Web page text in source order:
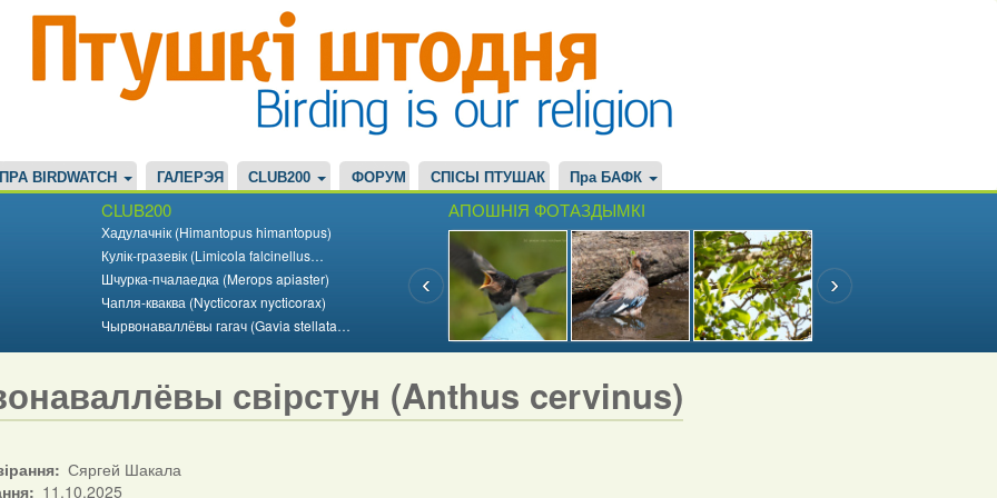
ПРА BIRDWATCH ГАЛЕРЭЯ CLUB200 ФОРУМ СПІСЫ ПТУШАК Пра БАФК
CLUB200
Хадулачнік (Himantopus himantopus)
Кулік-гразевік (Limicola falcinellus…
Шчурка-пчалаедка (Merops apiaster)
Чапля-кваква (Nycticorax nycticorax)
Чырвонаваллёвы гагач (Gavia stellata…
АПОШНІЯ ФОТАЗДЫМКІ
свірстун (Anthus cervinus)
Сяргей Шакала
11.10.2025